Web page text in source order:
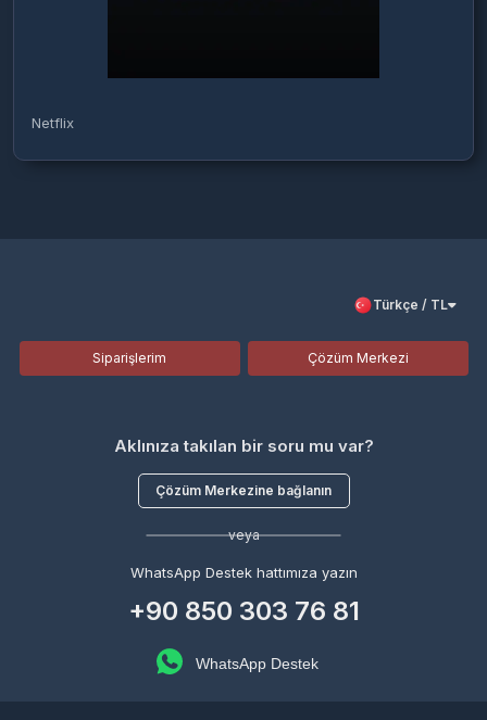
Netflix
Türkçe / TL
Siparişlerim Çözüm Merkezi
Aklınıza takılan bir soru mu var?
Çözüm Merkezine bağlanın
veya
WhatsApp Destek hattımıza yazın
+90 850 303 76 81
WhatsApp Destek